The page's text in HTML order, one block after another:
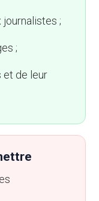
journalistes ;
;
et de leur